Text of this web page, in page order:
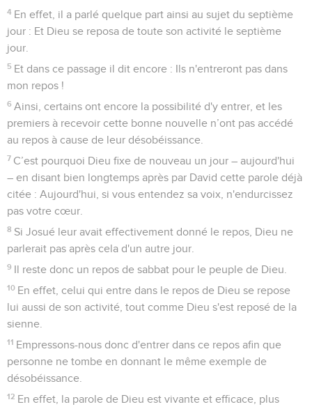
4 En effet, il a parlé quelque part ainsi au sujet du septième
jour : Et Dieu se reposa de toute son activité le septième
jour.
5 Et dans ce passage il dit encore : Ils n'entreront pas dans
mon repos !
6 Ainsi, certains ont encore la possibilité d'y entrer, et les
premiers à recevoir cette bonne nouvelle n’ont pas accédé
au repos à cause de leur désobéissance.
7 C’est pourquoi Dieu fixe de nouveau un jour – aujourd'hui
– en disant bien longtemps après par David cette parole déjà
citée : Aujourd'hui, si vous entendez sa voix, n'endurcissez
pas votre cœur.
8 Si Josué leur avait effectivement donné le repos, Dieu ne
parlerait pas après cela d'un autre jour.
9 Il reste donc un repos de sabbat pour le peuple de Dieu.
10 En effet, celui qui entre dans le repos de Dieu se repose
lui aussi de son activité, tout comme Dieu s'est reposé de la
sienne.
11 Empressons-nous donc d'entrer dans ce repos afin que
personne ne tombe en donnant le même exemple de
désobéissance.
12 En effet, la parole de Dieu est vivante et efficace, plus